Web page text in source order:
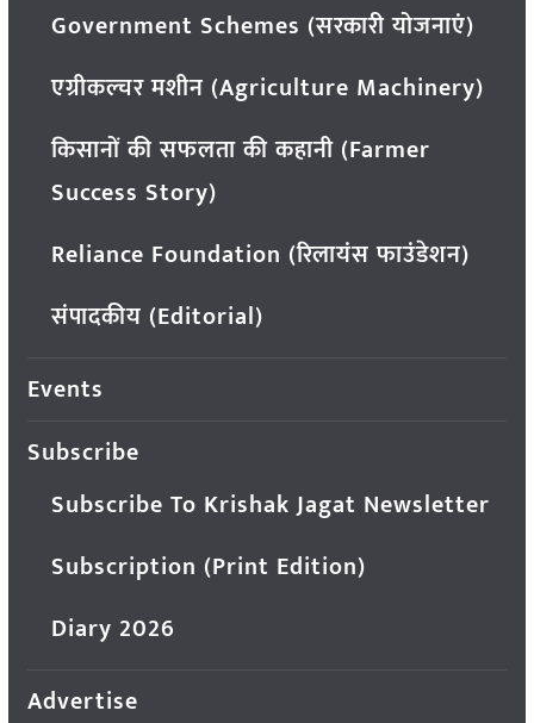
Government Schemes (सरकारी योजनाएं)
एग्रीकल्चर मशीन (Agriculture Machinery)
किसानों की सफलता की कहानी (Farmer
Success Story)
Reliance Foundation (रिलायंस फाउंडेशन)
संपादकीय (Editorial)
Events
Subscribe
Subscribe To Krishak Jagat Newsletter
Subscription (Print Edition)
Diary 2026
Advertise